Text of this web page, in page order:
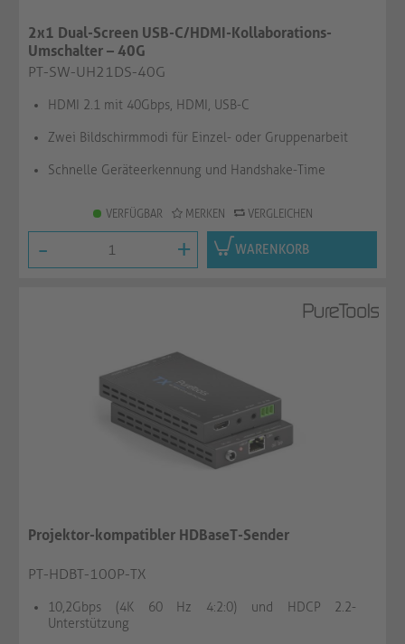
2x1 Dual-Screen USB-C/HDMI-Kollaborations-
Umschalter – 40G
PT-SW-UH21DS-40G
HDMI 2.1 mit 40Gbps, HDMI, USB-C
Zwei Bildschirmmodi für Einzel- oder Gruppenarbeit
Schnelle Geräteerkennung und Handshake-Time
VERFÜGBAR MERKEN VERGLEICHEN
- + WARENKORB
Projektor-kompatibler HDBaseT-Sender
PT-HDBT-100P-TX
10,2Gbps (4K 60 Hz 4:2:0) und HDCP 2.2-
Unterstützung